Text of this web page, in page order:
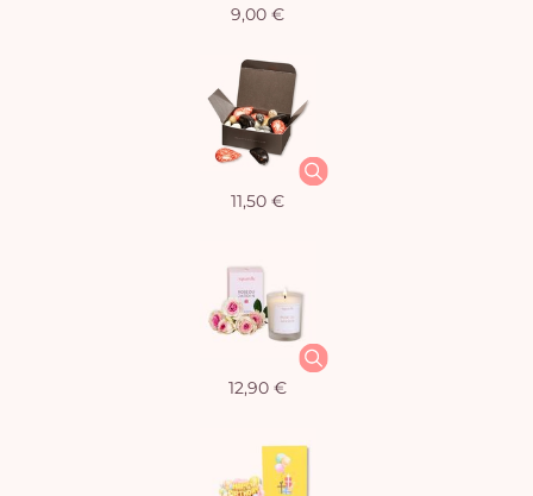
9,00 €
11,50 €
12,90 €